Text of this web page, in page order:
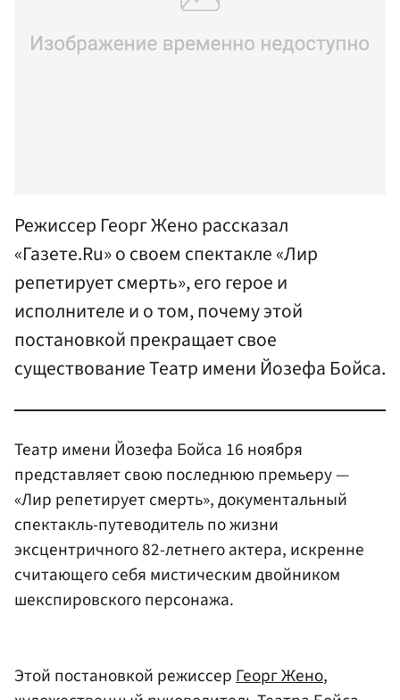
Режиссер Георг Жено рассказал
«Газете.Ru» о своем спектакле «Лир
репетирует смерть», его герое и
исполнителе и о том, почему этой
постановкой прекращает свое
существование Театр имени Йозефа Бойса.
Театр имени Йозефа Бойса 16 ноября
представляет свою последнюю премьеру —
«Лир репетирует смерть», документальный
спектакль-путеводитель по жизни
эксцентричного 82-летнего актера, искренне
считающего себя мистическим двойником
шекспировского персонажа.
Этой постановкой режиссерГеорг Жено,